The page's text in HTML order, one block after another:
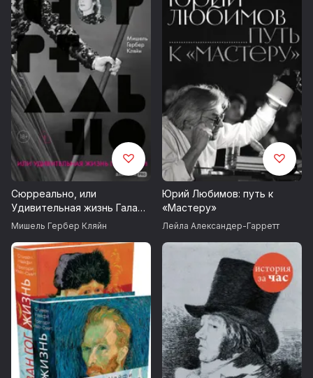
Сюрреально, или
Удивительная жизнь Гала
Дали
Мишель Гербер Кляйн
Юрий Любимов: путь к
«Мастеру»
Лейла Александер-Гарретт